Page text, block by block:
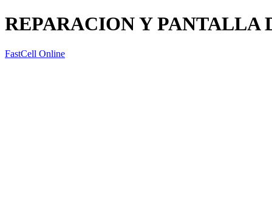
REPARACION Y PANTALLA
FastCell Online